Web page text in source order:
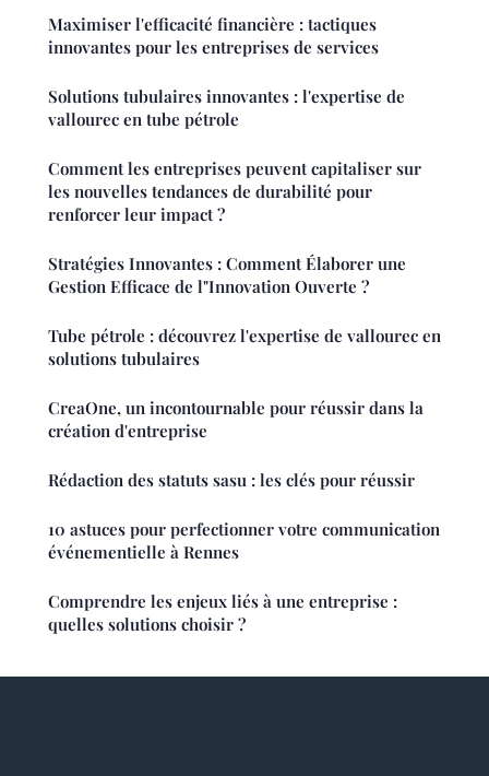
Maximiser l'efficacité financière : tactiques
innovantes pour les entreprises de services
Solutions tubulaires innovantes : l'expertise de
vallourec en tube pétrole
Comment les entreprises peuvent capitaliser sur
les nouvelles tendances de durabilité pour
renforcer leur impact ?
Stratégies Innovantes : Comment Élaborer une
Gestion Efficace de l"Innovation Ouverte ?
Tube pétrole : découvrez l'expertise de vallourec en
solutions tubulaires
CreaOne, un incontournable pour réussir dans la
création d'entreprise
Rédaction des statuts sasu : les clés pour réussir
10 astuces pour perfectionner votre communication
événementielle à Rennes
Comprendre les enjeux liés à une entreprise :
quelles solutions choisir ?